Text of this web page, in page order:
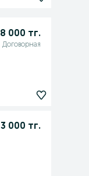
8 000 тг.
Договорная
3 000 тг.